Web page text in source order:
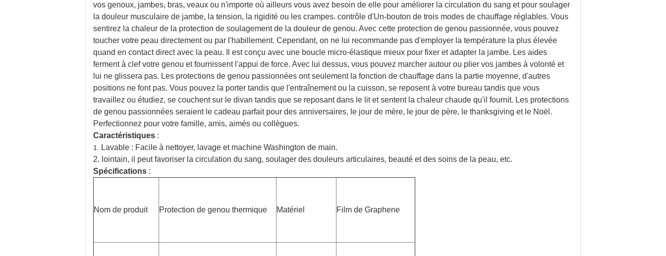
vos genoux, jambes, bras, veaux ou n'importe où ailleurs vous avez besoin de elle pour améliorer la circulation du sang et pour soulager
la douleur musculaire de jambe, la tension, la rigidité ou les crampes. contrôle d'Un-bouton de trois modes de chauffage réglables. Vous
sentirez la chaleur de la protection de soulagement de la douleur de genou. Avec cette protection de genou passionnée, vous pouvez
toucher votre peau directement ou par l'habillement. Cependant, on ne lui recommande pas d'employer la température la plus élevée
quand en contact direct avec la peau. Il est conçu avec une boucle micro-élastique mieux pour fixer et adapter la jambe. Les aides
ferment à clef votre genou et fournissent l'appui de force. Avec lui dessus, vous pouvez marcher autour ou plier vos jambes à volonté et
lui ne glissera pas. Les protections de genou passionnées ont seulement la fonction de chauffage dans la partie moyenne, d'autres
positions ne font pas. Vous pouvez la porter tandis que l'entraînement ou la cuisson, se reposent à votre bureau tandis que vous
travaillez ou étudiez, se couchent sur le divan tandis que se reposant dans le lit et sentent la chaleur chaude qu'il fournit. Les protections
de genou passionnées seraient le cadeau parfait pour des anniversaires, le jour de mère, le jour de père, le thanksgiving et le Noël.
Perfectionnez pour votre famille, amis, aimés ou collègues.
Caractéristiques :
1.
Lavable : Facile à nettoyer, lavage et machine Washington de main.
2. lointain, il peut favoriser la circulation du sang, soulager des douleurs articulaires, beauté et des soins de la peau, etc.
Spécifications :
Nom de produit Protection de genou thermique Matériel Film de Graphene